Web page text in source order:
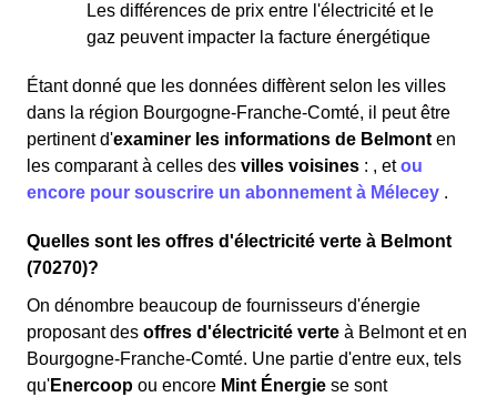
Les différences de prix entre l'électricité et le
gaz peuvent impacter la facture énergétique
Étant donné que les données diffèrent selon les villes
dans la région Bourgogne-Franche-Comté, il peut être
pertinent d'examiner les informations de Belmont en
les comparant à celles des villes voisines : , etou
encore pour souscrire un abonnement à Mélecey .
Quelles sont les offres d'électricité verte à Belmont
(70270)?
On dénombre beaucoup de fournisseurs d'énergie
proposant des offres d'électricité verte à Belmont et en
Bourgogne-Franche-Comté. Une partie d'entre eux, tels
qu'Enercoop ou encore Mint Énergie se sont